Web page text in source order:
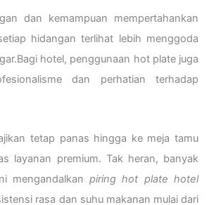
dan kemampuan mempertahankan
hidangan terlihat lebih menggoda
hotel, penggunaan hot plate juga
dan perhatian terhadap
tetap panas hingga ke meja tamu
layanan premium. Tak heran, banyak
mengandalkanpiring hot plate hotel
rasa dan suhu makanan mulai dari